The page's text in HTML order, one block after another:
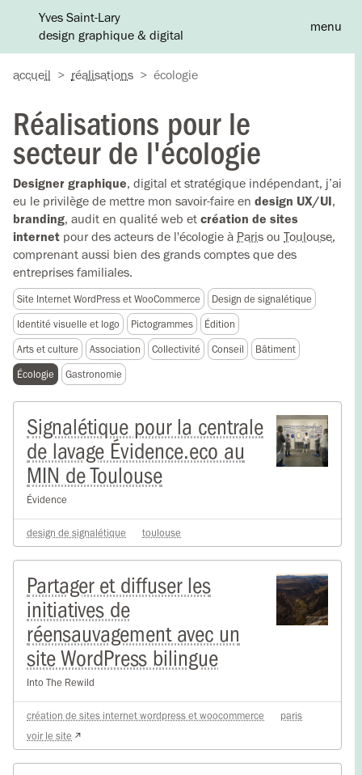
Yves Saint-Lary
design graphique & digital
menu
accueil > réalisations > écologie
Réalisations pour le
secteur de l'écologie
Designer graphique, digital et stratégique indépendant, j’ai
eu le privilège de mettre mon savoir-faire en design UX/UI,
branding, audit en qualité web et création de sites
internet pour des acteurs de l'écologie à Paris ou Toulouse,
comprenant aussi bien des grands comptes que des
entreprises familiales.
Site Internet WordPress et WooCommerce Design de signalétique
Identité visuelle et logo Pictogrammes Édition
Arts et culture Association Collectivité Conseil Bâtiment
Écologie Gastronomie
Signalétique pour la centrale
de lavage Évidence.eco au
MIN de Toulouse
Évidence
design de signalétique toulouse
Partager et diffuser les
initiatives de
réensauvagement avec un
site WordPress bilingue
Into The Rewild
création de sites internet wordpress et woocommerce
paris
voir le site